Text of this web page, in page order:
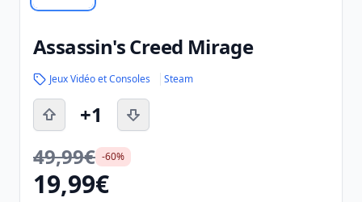
Assassin's Creed Mirage
Jeux Vidéo et Consoles Steam
+1
49,99€ -60%
19,99€